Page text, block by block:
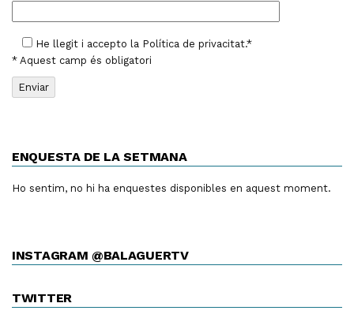
He llegit i accepto la Política de privacitat.*
* Aquest camp és obligatori
ENQUESTA DE LA SETMANA
Ho sentim, no hi ha enquestes disponibles en aquest moment.
INSTAGRAM @BALAGUERTV
TWITTER